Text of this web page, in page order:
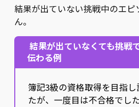
結果が出ていない挑戦中のエピ
ん。
結果が出ていなくても挑戦
伝わる例
簿記3級の資格取得を目指
たが、一度目は不合格でした